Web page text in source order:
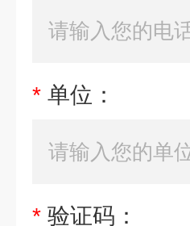
* 单位：
* 验证码：